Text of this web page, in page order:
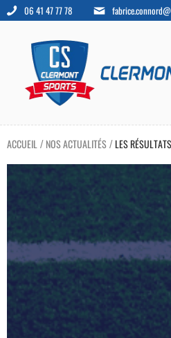
06 41 47 77 78
ACCUEIL / NOS ACTUALITÉS/LES